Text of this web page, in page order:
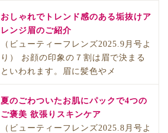
おしゃれでトレンド感のある垢抜けア
レンジ眉のご紹介
（ビューティーフレンズ2025.9月号よ
り） お顔の印象の７割は眉で決まる
といわれます。眉に髪色やメ
夏のごわついたお肌にパックで4つの
ご褒美 欲張りスキンケア
（ビューティーフレンズ2025.8月号よ